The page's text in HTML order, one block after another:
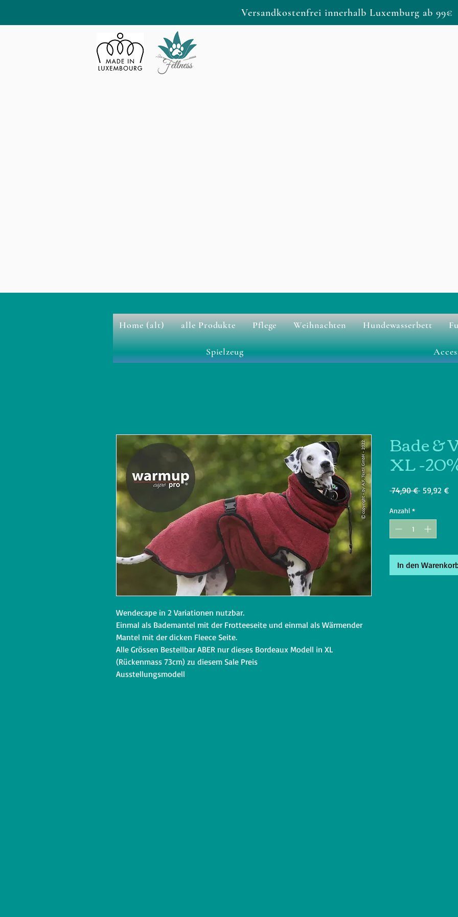
Versandkostenfrei innerhalb Luxemburg ab 99€
Home (alt) alle Produkte Pflege Weihnachten Hundewasserbett
Spielzeug
Wendecape in 2 Variationen nutzbar.
Einmal als Bademantel mit der Frotteeseite und einmal als Wärmender
Mantel mit der dicken Fleece Seite.
Alle Grössen Bestellbar ABER nur dieses Bordeaux Modell in XL
(Rückenmass 73cm) zu diesem Sale Preis
Ausstellungsmodell
Bade &
XL -
74,90 € 59,92 €
Anzahl *
In den